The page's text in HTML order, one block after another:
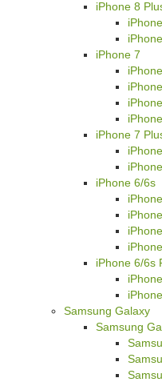
iPhone 8
iPhone 7
iPhone 7
iPhone 6/6s
iPhone 6/6s
Samsung Galaxy
Samsung